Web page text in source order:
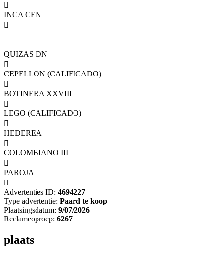

INCA CEN

QUIZAS DN

CEPELLON (CALIFICADO)

BOTINERA XXVIII

LEGO (CALIFICADO)

HEDEREA

COLOMBIANO III

PAROJA

Advertenties ID: 4694227
Type advertentie: Paard te koop
Plaatsingsdatum: 9/07/2026
Reclameoproep: 6267
plaats